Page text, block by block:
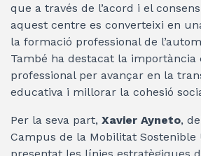
que a través de l’acord i el
aquest centre es converteixi en
la formació professional de
També ha destacat la importància
professional per avançar en la
educativa i millorar la cohesió
Per la seva part, Xavier Ayneto,
Campus de la Mobilitat Sostenible